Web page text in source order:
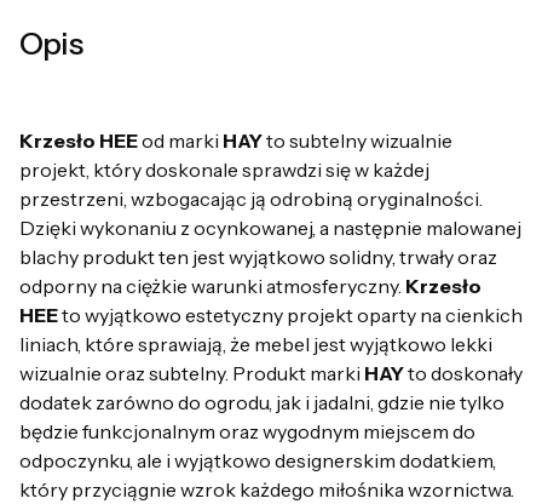
Opis
Krzesło HEEod marki HAYto subtelny wizualnie
projekt, który doskonale sprawdzi się w każdej
przestrzeni, wzbogacając ją odrobiną oryginalności.
Dzięki wykonaniu z ocynkowanej, a następnie malowanej
blachy produkt ten jest wyjątkowo solidny, trwały oraz
odporny na ciężkie warunki atmosferyczny. Krzesło
HEEto wyjątkowo estetyczny projekt oparty na cienkich
liniach, które sprawiają, że mebel jest wyjątkowo lekki
wizualnie oraz subtelny. Produkt marki HAYto doskonały
dodatek zarówno do ogrodu, jak i jadalni, gdzie nie tylko
będzie funkcjonalnym oraz wygodnym miejscem do
odpoczynku, ale i wyjątkowo designerskim dodatkiem,
który przyciągnie wzrok każdego miłośnika wzornictwa.